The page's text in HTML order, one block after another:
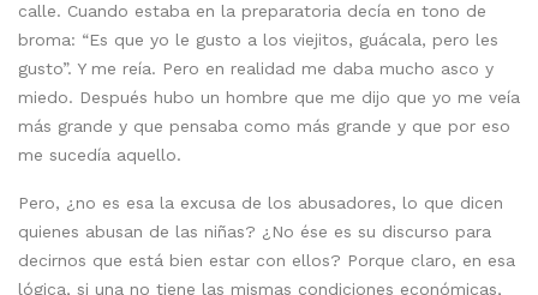
calle. Cuando estaba en la preparatoria decía en tono de
broma: “Es que yo le gusto a los viejitos, guácala, pero les
gusto”. Y me reía. Pero en realidad me daba mucho asco y
miedo. Después hubo un hombre que me dijo que yo me veía
más grande y que pensaba como más grande y que por eso
me sucedía aquello.
Pero, ¿no es esa la excusa de los abusadores, lo que dicen
quienes abusan de las niñas? ¿No ése es su discurso para
decirnos que está bien estar con ellos? Porque claro, en esa
lógica, si una no tiene las mismas condiciones económicas,